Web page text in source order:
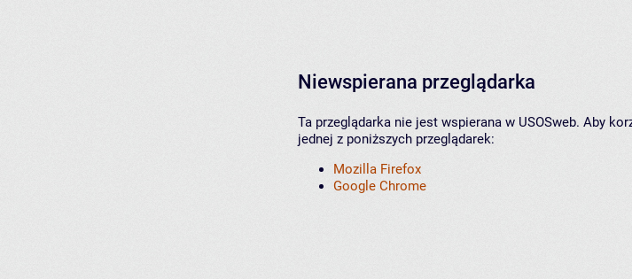
Niewspierana przeglądarka
Ta przeglądarka nie jest wspierana w USOSweb. Aby
jednej z poniższych przeglądarek:
Mozilla Firefox
Google Chrome